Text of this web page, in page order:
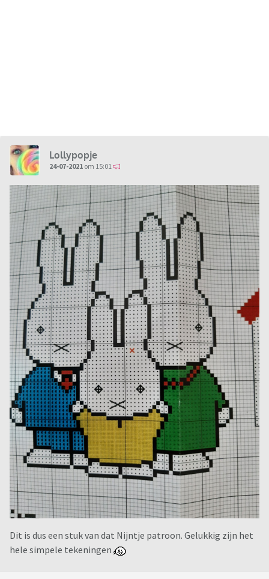
Lollypopje
24-07-2021 om 15:01
Dit is dus een stuk van dat Nijntje patroon. Gelukkig zijn het
hele simpele tekeningen